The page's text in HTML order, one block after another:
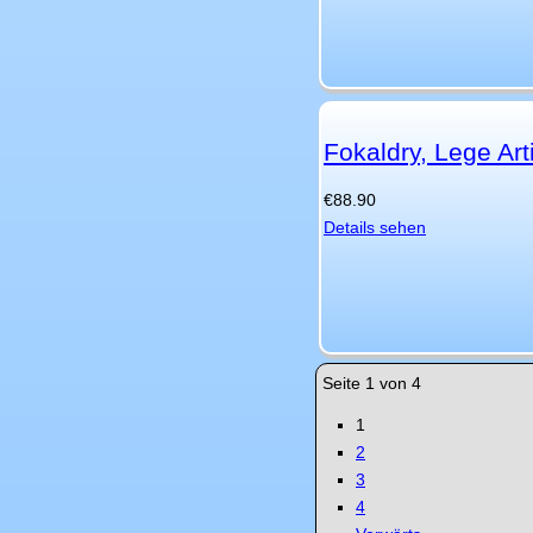
Fokaldry, Lege
€88.90
Details sehen
Seite 1 von 4
1
2
3
4